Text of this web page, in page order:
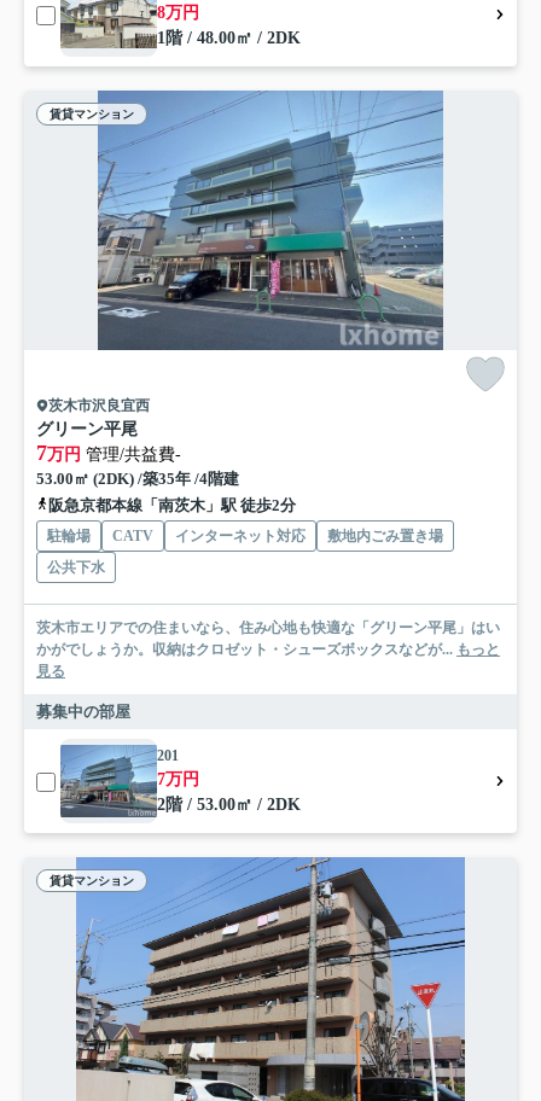
8万円
1階 / 48.00㎡ / 2DK
賃貸マンション
茨木市沢良宜西
グリーン平尾
7万円 管理/共益費-
53.00㎡ (2DK) /築35年 /4階建
阪急京都本線「南茨木」駅 徒歩2分
駐輪場 CATV インターネット対応
敷地内ごみ置き場
公共下水
茨木市エリアでの住まいなら、住み心地も快適な「グリーン平尾」はい
かがでしょうか。収納はクロゼット・シューズボックスなどが... もっと
見る
募集中の部屋
201
7万円
2階 / 53.00㎡ / 2DK
賃貸マンション